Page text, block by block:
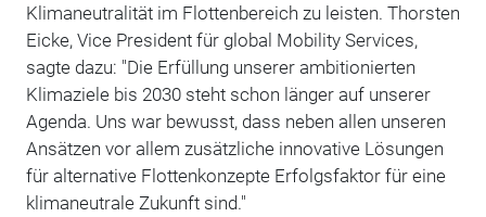
Klimaneutralität im Flottenbereich zu leisten. Thorsten
Eicke, Vice President für global Mobility Services,
sagte dazu: "Die Erfüllung unserer ambitionierten
Klimaziele bis 2030 steht schon länger auf unserer
Agenda. Uns war bewusst, dass neben allen unseren
Ansätzen vor allem zusätzliche innovative Lösungen
für alternative Flottenkonzepte Erfolgsfaktor für eine
klimaneutrale Zukunft sind."